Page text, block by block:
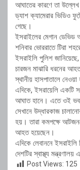
আঘাতের কারণে তা
ড্যাশ ক্যামেরার ভিডিও
গেছে।
ইসরাইলের মেগান ডেভিড
শনিবার ভোররাতে টিরা
ইসরাইলি পুলিশ
চারজন মাঝারি ধরনের
স্থানীয় হাসপাতালে
এদিকে, ইসরায়েলি একটি
আঘাত হানে। এতে ওই
সেখানে উদ্ধারকাজ
হয়। তারা কমপক্ষে
আহত হয়েছেন।
এদিকে লেবাননে
দেশটির স্বাস্থ্য
Post Views: 125